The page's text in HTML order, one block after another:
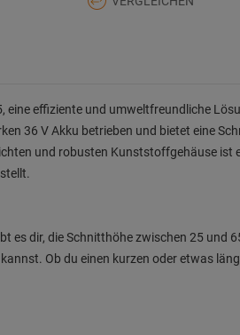
eine effiziente und umweltfreundliche
36 V Akku betrieben und bietet eine
und robusten Kunststoffgehäuse ist
es dir, die Schnitthöhe zwischen 25 und
Ob du einen kurzen oder etwas